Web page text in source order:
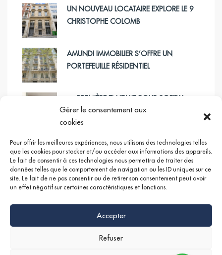
Gérer le consentement aux
cookies
Pour offrir les meilleures expériences, nous utilisons des technologies telles
que les cookies pour stocker et/ou accéder aux informations des appareils.
Le fait de consentir à ces technologies nous permettra de traiter des
données telles que le comportement de navigation ou les ID uniques sur ce
site. Le fait de ne pas consentir ou de retirer son consentement peut avoir
un effet négatif sur certaines caractéristiques et fonctions.
Accepter
Refuser
UN NOUVEAU LOCATAIRE EXPLORE LE 9
CHRISTOPHE COLOMB
AMUNDI IMMOBILIER S’OFFRE UN
PORTEFEUILLE RÉSIDENTIEL
PREMIÈRE EN ITALIE POUR SOFIDY
Google + Linkedin Instagram